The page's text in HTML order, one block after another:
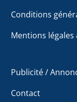
Conditions
Mentions
Publicité /
Contact